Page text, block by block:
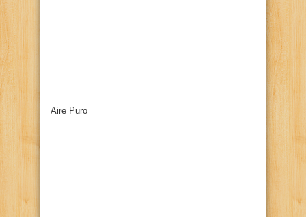
Aire Puro